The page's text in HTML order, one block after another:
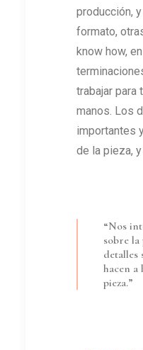
producción,
formato,
know how,
trabajar para
manos. Los
importantes
de la pieza,
“Nos
sobre
detalles
hacen a
pieza.”